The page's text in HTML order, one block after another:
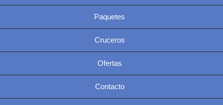
Paquetes
Cruceros
Ofertas
Contacto